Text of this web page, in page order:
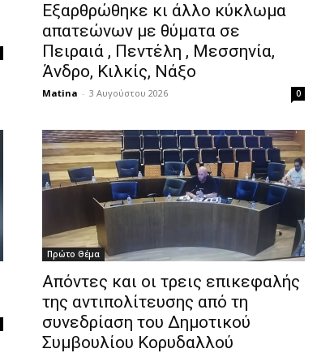
Εξαρθρώθηκε κι άλλο κύκλωμα
απατεώνων με θύματα σε
Πειραιά , Πεντέλη , Μεσσηνία,
Άνδρο, Κιλκίς, Νάξο
Matina - 3 Αυγούστου 2026 0
Πρώτο Θέμα
Απόντες και οι τρεις επικεφαλής
της αντιπολίτευσης από τη
συνεδρίαση του Δημοτικού
Συμβουλίου Κορυδαλλού